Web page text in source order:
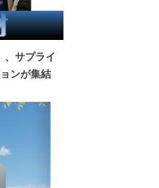
、サプライ
ンが集結